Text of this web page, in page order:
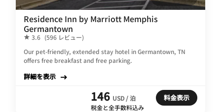
Residence Inn by Marriott Memphis
Germantown
3.6 (596 レビュー)
Our pet-friendly, extended stay hotel in Germantown, TN
offers free breakfast and free parking.
詳細を表示
146 USD / 泊
税金と全手数料込み
料金表示